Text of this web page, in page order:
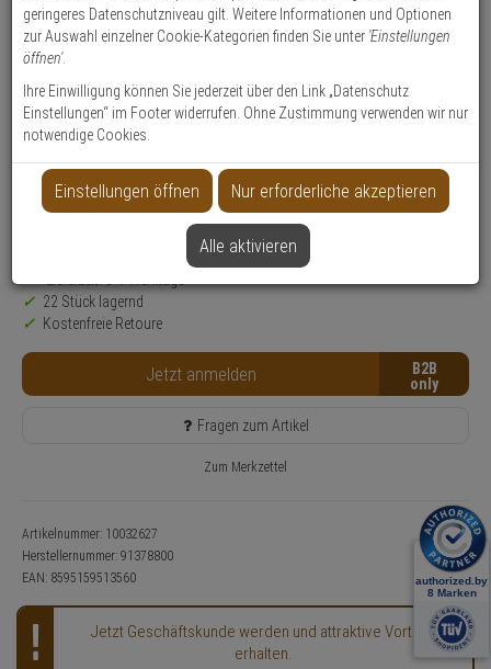
Zeichen
ein,
um
Suche
gestartet
2N Anschlussbox, Unterputz
Produktmerkmale
Datenblatt drucken
Produktinformationen
Zubehörartikel, Anschlussbox - Modell: 2N Indoor Talk
Montageart:
Anwendung:
Türsprechanlage
22 Stück lagernd
Kostenfreie Retoure
Jetzt anmelden B2B
Fragen zum Artikel
Zum Merkzettel
Artikelnummer: 10032627
Herstellernummer: 91378800
EAN: 8595159513560
Jetzt Geschäftskunde werden und attraktive Vorteile
erhalten.
geringeres Datenschutzniveau gilt. Weitere Informationen und Optionen
zur Auswahl einzelner Cookie-Kategorien finden Sie unter 'Einstellungen
öffnen'.
Ihre Einwilligung können Sie jederzeit über den Link „Datenschutz
Einstellungen“ im Footer widerrufen. Ohne Zustimmung verwenden wir nur
notwendige Cookies.
Einstellungen öffnen Nur erforderliche akzeptieren
Alle aktivieren